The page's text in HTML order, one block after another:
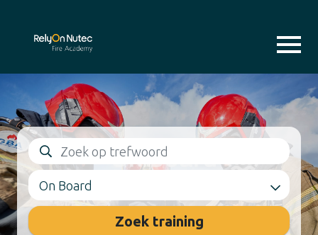
On Board
Zoek training